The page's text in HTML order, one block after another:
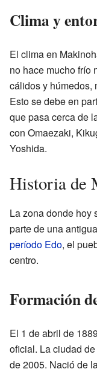
Clima y
El clima en
no hace mucho frío
cálidos y húmedos,
Esto se debe en
que pasa cerca de
con Omaezaki,
Yoshida.
Historia de
La zona donde hoy
parte de una
período Edo, el
centro.
Formación
El 1 de abril de
oficial. La ciudad
de 2005. Nació de